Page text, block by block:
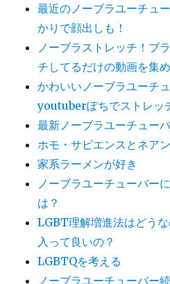
最近のノーブラユーチュ
かりで顔出しも！
ノーブラストレッチ！ブ
チしてるだけの動画を集
かわいいノーブラユーチ
youtuberぽちでストレッ
最新ノーブラユーチュー
ホモ・サピエンスとネア
家系ラーメンが好き
ノーブラユーチューバー
は？
LGBT理解増進法はどう
入って良いの？
LGBTQを考える
ノーブラユーチューバー